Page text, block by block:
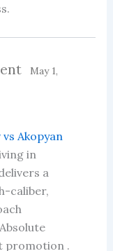
May 1,
Akopyan
in
a
caliber,
promotion .